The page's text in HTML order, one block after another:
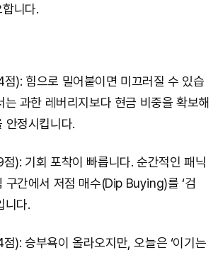
니다.
): 힘으로 밀어붙이면 미끄러질 수 있습
는 과한 레버리지보다 현금 비중을 확보해
안정시킵니다.
): 기회 포착이 빠릅니다. 순간적인 패닉
구간에서 저점 매수(Dip Buying)를 ‘검
니다.
): 승부욕이 올라오지만, 오늘은 ‘이기는